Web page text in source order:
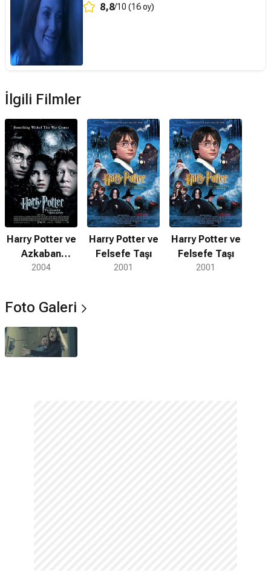
8,8/10 (16 oy)
İlgili Filmler
Harry Potter ve
Azkaban
Tutsağı
2004
Harry Potter ve
Felsefe Taşı
2001
Harry Potter ve
Felsefe Taşı
2001
Foto Galeri